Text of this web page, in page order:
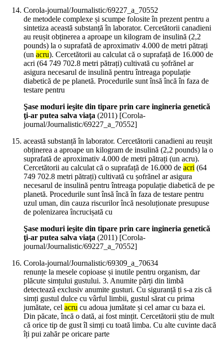
Corola-journal/Journalistic/69227_a_70552
de metodele complexe și scumpe folosite în prezent pentru a
sintetiza această substanță în laborator. Cercetătorii canadieni
au reușit obținerea a aproape un kilogram de insulină (2,2
pounds) la o suprafată de aproximativ 4.000 de metri pătrați
(un acru). Cercetătorii au calculat că o suprafață de 16.000 de
acri (64 749 702.8 metri pătrați) cultivată cu șofrănel ar
asigura necesarul de insulină pentru întreaga populație
diabetică de pe planetă. Procedurile sunt însă încă în faza de
testare pentru
Şase moduri ieşite din tipare prin care ingineria genetică
ţi-ar putea salva viaţa (2011) [Corola-
journal/Journalistic/69227_a_70552]
această substanță în laborator. Cercetătorii canadieni au reușit
obținerea a aproape un kilogram de insulină (2,2 pounds) la o
suprafată de aproximativ 4.000 de metri pătrați (un acru).
Cercetătorii au calculat că o suprafață de 16.000 de acri (64
749 702.8 metri pătrați) cultivată cu șofrănel ar asigura
necesarul de insulină pentru întreaga populație diabetică de pe
planetă. Procedurile sunt însă încă în faza de testare pentru
uzul uman, din cauza riscurilor încă nesoluționate presupuse
de polenizarea încrucișată cu
Şase moduri ieşite din tipare prin care ingineria genetică
ţi-ar putea salva viaţa (2011) [Corola-
journal/Journalistic/69227_a_70552]
Corola-journal/Journalistic/69309_a_70634
renunțe la mesele copioase și inutile pentru organism, dar
plăcute simțului gustului. 3. Anumite părți din limbă
detectează exclusiv anumite gusturi. Cu siguranță ți s-a zis că
simți gustul dulce cu vârful limbii, gustul sărat cu prima
jumătate, cel acru cu adoua jumătate și cel amar cu baza ei.
Din păcate, încă o dată, ai fost mințit. Cercetătorii știu de mult
că orice tip de gust îl simți cu toată limba. Cu alte cuvinte dacă
îți pui zahăr pe oricare parte